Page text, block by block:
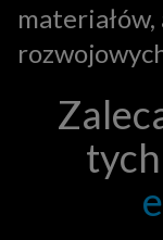
tych